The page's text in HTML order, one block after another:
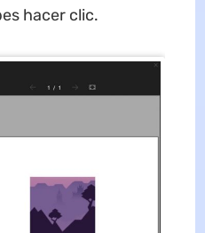
hacer clic.